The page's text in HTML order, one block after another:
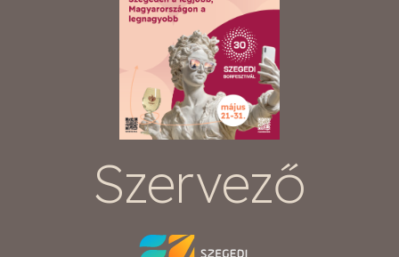
Szervező